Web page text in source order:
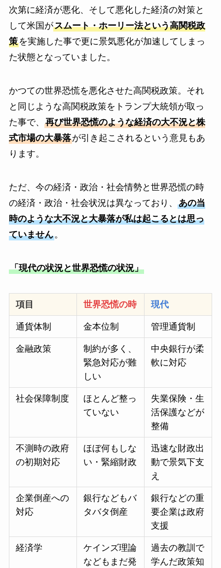
次第に経済が悪化、そして悪化した経済の対策と
して米国がスムート・ホーリー法という高関税政
策を実施した事で更に景気悪化が加速してしまっ
た状態となっていました。
かつての世界恐慌を悪化させた高関税政策。それ
と同じような高関税政策をトランプ大統領が取っ
た事で、 再び世界恐慌のような経済の大不況と株
式市場の大暴落が引き起こされるという意見もあ
ります。
ただ、今の経済・政治・社会情勢と世界恐慌の時
の経済・政治・社会状況は異なっており、 あの当
時のような大不況と大暴落が私は起こるとは思っ
ていません。
「現代の状況と世界恐慌の状況」
項目 世界恐慌の時 現代
通貨体制 金本位制 管理通貨制
金融政策
制約が多く、
緊急対応が難
しい
中央銀行が柔
軟に対応
社会保障制度
ほとんど整っ
ていない
失業保険・生
活保護などが
整備
不測時の政府
の初期対応
ほぼ何もしな
い・緊縮財政
迅速な財政出
動で景気下支
え
企業倒産への
対応
銀行などもバ
タバタ倒産
銀行などの重
要企業は政府
支援
経済学
ケインズ理論
などもまだ発
過去の教訓で
学んだ政策知